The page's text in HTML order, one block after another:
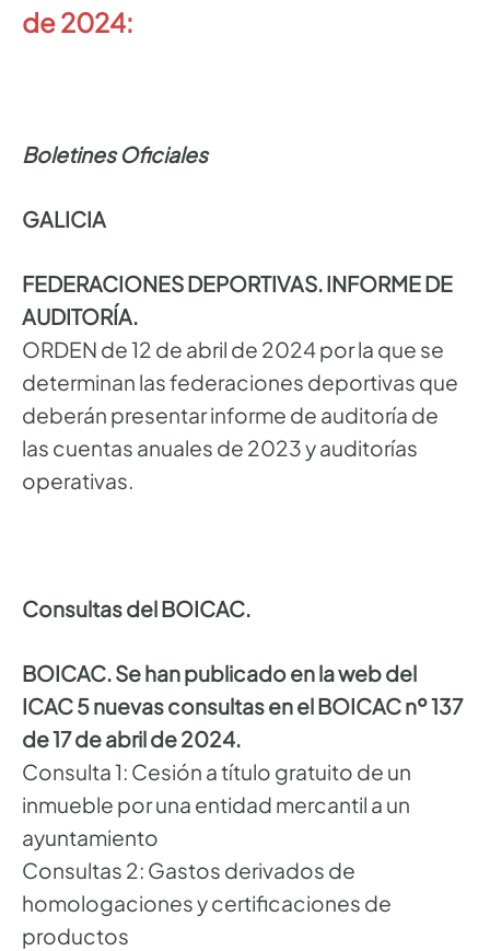
de 2024:
Boletines Oficiales
GALICIA
FEDERACIONES DEPORTIVAS. INFORME DE
AUDITORÍA.
ORDEN de 12 de abril de 2024 por la que se
determinan las federaciones deportivas que
deberán presentar informe de auditoría de
las cuentas anuales de 2023 y auditorías
operativas.
Consultas del BOICAC.
BOICAC. Se han publicado en la web del
ICAC 5 nuevas consultas en el BOICAC nº 137
de 17 de abril de 2024.
Consulta 1: Cesión a título gratuito de un
inmueble por una entidad mercantil a un
ayuntamiento
Consultas 2: Gastos derivados de
homologaciones y certificaciones de
productos